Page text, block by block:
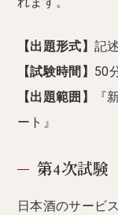
【出題形式】 記
【試験時間】 50
【出題範囲】
『
ート』
第4次試験
日本酒のサービ